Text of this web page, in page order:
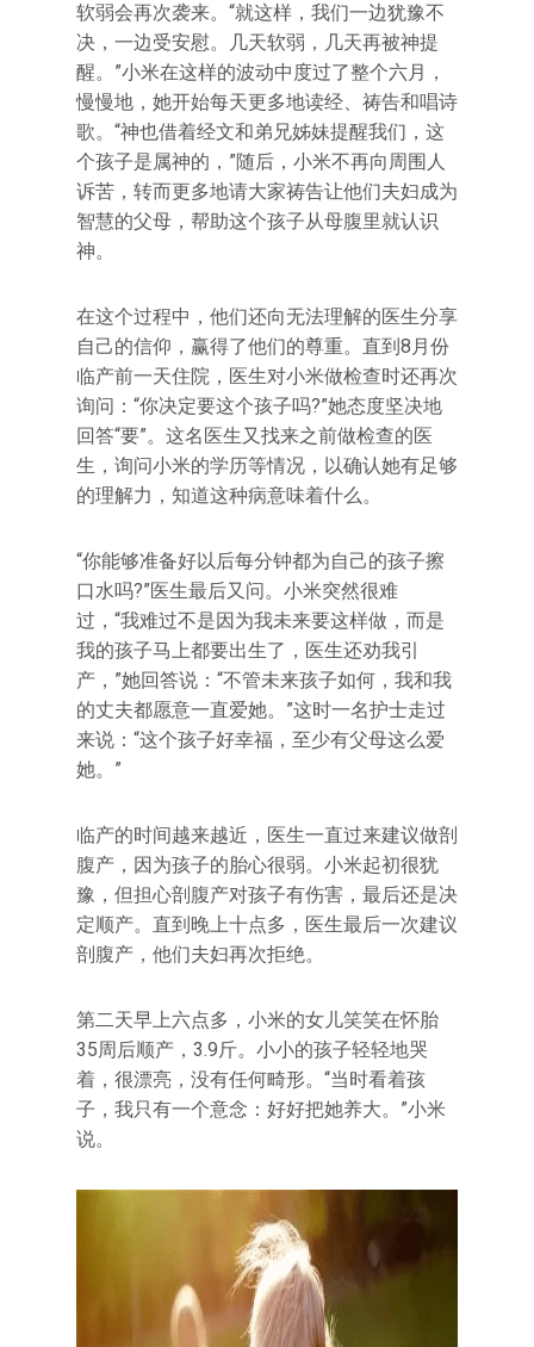
软弱会再次袭来。“就这样，我们一边犹豫不
决，一边受安慰。几天软弱，几天再被神提
醒。”小米在这样的波动中度过了整个六月，
慢慢地，她开始每天更多地读经、祷告和唱诗
歌。“神也借着经文和弟兄姊妹提醒我们，这
个孩子是属神的，”随后，小米不再向周围人
诉苦，转而更多地请大家祷告让他们夫妇成为
智慧的父母，帮助这个孩子从母腹里就认识
神。
在这个过程中，他们还向无法理解的医生分享
自己的信仰，赢得了他们的尊重。直到8月份
临产前一天住院，医生对小米做检查时还再次
询问：“你决定要这个孩子吗?”她态度坚决地
回答“要”。这名医生又找来之前做检查的医
生，询问小米的学历等情况，以确认她有足够
的理解力，知道这种病意味着什么。
“你能够准备好以后每分钟都为自己的孩子擦
口水吗?”医生最后又问。小米突然很难
过，“我难过不是因为我未来要这样做，而是
我的孩子马上都要出生了，医生还劝我引
产，”她回答说：“不管未来孩子如何，我和我
的丈夫都愿意一直爱她。”这时一名护士走过
来说：“这个孩子好幸福，至少有父母这么爱
她。”
临产的时间越来越近，医生一直过来建议做剖
腹产，因为孩子的胎心很弱。小米起初很犹
豫，但担心剖腹产对孩子有伤害，最后还是决
定顺产。直到晚上十点多，医生最后一次建议
剖腹产，他们夫妇再次拒绝。
第二天早上六点多，小米的女儿笑笑在怀胎
35周后顺产，3.9斤。小小的孩子轻轻地哭
着，很漂亮，没有任何畸形。“当时看着孩
子，我只有一个意念：好好把她养大。”小米
说。